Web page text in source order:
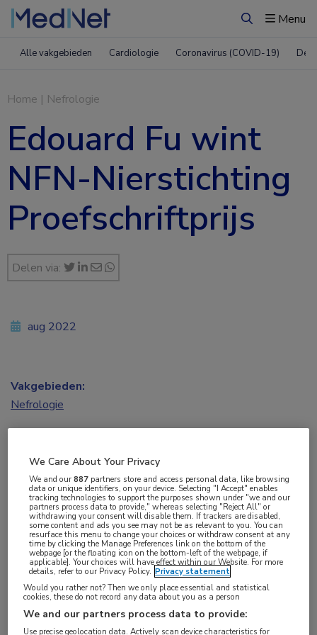
ZoekenMenu
Alle vakgebieden Cardiologie Coronavirus (COVID-19)
Home | Nefrologie
Edouard Fu wint
NFN-Nierstichting
Proefschriftprijs
Delen via:
Tijdens de Nederlandse Nefrologiedagen (NND)
ontving Edouard Fu van het LUMC de prijs voor
zijn proefschrift getiteld ‘Optimal cardiovascular
treatment strategies in kidney disease. Causal
inference from observational data’.
Ieder jaar tijdens de NND reiken de Nederlandse
Federatie voor Nefrologie (NFN) en de Nierstichting
aug 2022
Vakgebieden:
Nefrologie
We Care About Your Privacy
We and our887 partners store and access personal data, like browsing
data or unique identifiers, on your device. Selecting "I Accept" enables
tracking technologies to support the purposes shown under "we and our
partners process data to provide," whereas selecting "Reject All" or
withdrawing your consent will disable them. If trackers are disabled,
some content and ads you see may not be as relevant to you. You can
resurface this menu to change your choices or withdraw consent at any
time by clicking the Manage Preferences link on the bottom of the
webpage [or the floating icon on the bottom-left of the webpage, if
applicable]. Your choices will have effect within our Website. For more
details, refer to our Privacy Policy. Privacy statement
Would you rather not? Then we only place essential and statistical
cookies, these do not record any data about you as a person
We and our partners process data to provide:
Use precise geolocation data. Actively scan device characteristics for